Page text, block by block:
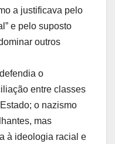
a justificava pelo
e pelo suposto
outros
o
entre classes
o nazismo
mas
à ideologia racial e